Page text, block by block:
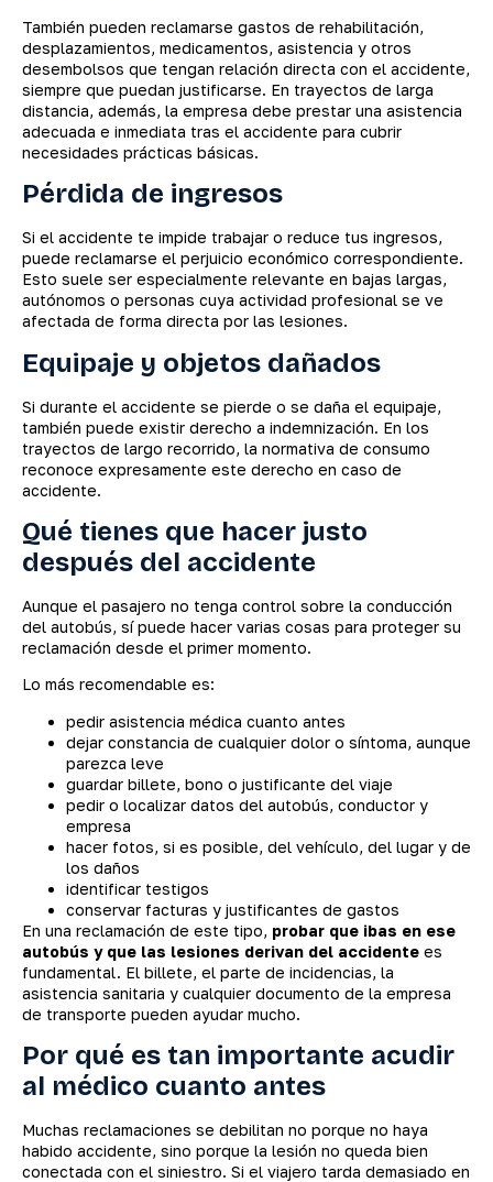
También pueden reclamarse gastos de rehabilitación,
desplazamientos, medicamentos, asistencia y otros
desembolsos que tengan relación directa con el accidente,
siempre que puedan justificarse. En trayectos de larga
distancia, además, la empresa debe prestar una asistencia
adecuada e inmediata tras el accidente para cubrir
necesidades prácticas básicas.
Pérdida de ingresos
Si el accidente te impide trabajar o reduce tus ingresos,
puede reclamarse el perjuicio económico correspondiente.
Esto suele ser especialmente relevante en bajas largas,
autónomos o personas cuya actividad profesional se ve
afectada de forma directa por las lesiones.
Equipaje y objetos dañados
Si durante el accidente se pierde o se daña el equipaje,
también puede existir derecho a indemnización. En los
trayectos de largo recorrido, la normativa de consumo
reconoce expresamente este derecho en caso de
accidente.
Qué tienes que hacer justo
después del accidente
Aunque el pasajero no tenga control sobre la conducción
del autobús, sí puede hacer varias cosas para proteger su
reclamación desde el primer momento.
Lo más recomendable es:
pedir asistencia médica cuanto antes
dejar constancia de cualquier dolor o síntoma, aunque
parezca leve
guardar billete, bono o justificante del viaje
pedir o localizar datos del autobús, conductor y
empresa
hacer fotos, si es posible, del vehículo, del lugar y de
los daños
identificar testigos
conservar facturas y justificantes de gastos
En una reclamación de este tipo, probar que ibas en ese
autobús y que las lesiones derivan del accidente es
fundamental. El billete, el parte de incidencias, la
asistencia sanitaria y cualquier documento de la empresa
de transporte pueden ayudar mucho.
Por qué es tan importante acudir
al médico cuanto antes
Muchas reclamaciones se debilitan no porque no haya
habido accidente, sino porque la lesión no queda bien
conectada con el siniestro. Si el viajero tarda demasiado en